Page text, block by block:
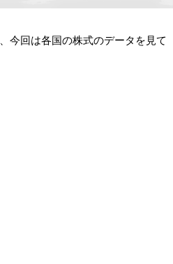
今回は各国の株式のデータを見て